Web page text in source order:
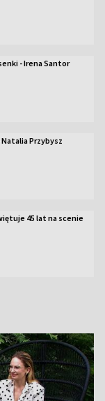
- Irena Santor
Przybysz
45 lat na scenie